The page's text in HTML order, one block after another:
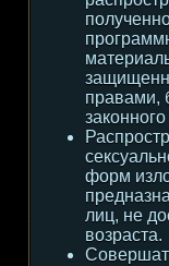
правами,
форм
лиц, не
возраста.